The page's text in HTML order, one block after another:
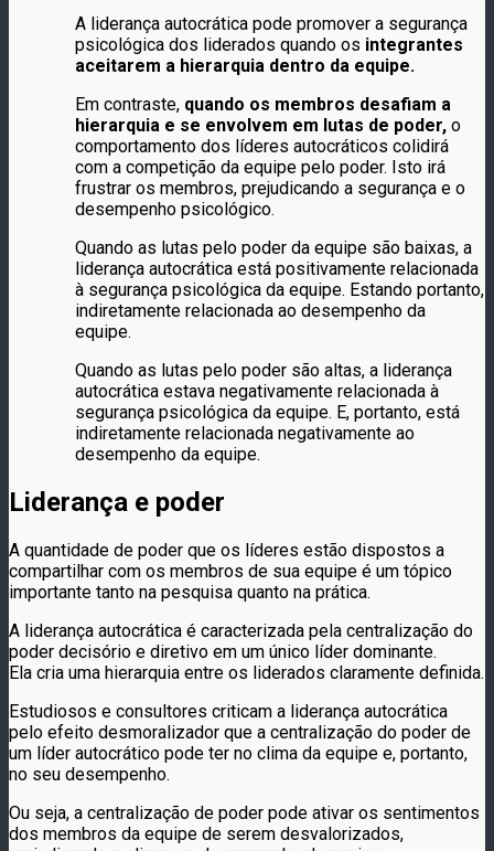
A liderança autocrática pode promover a segurança
psicológica dos liderados quando os integrantes
aceitarem a hierarquia dentro da equipe.
Em contraste, quando os membros desafiam a
hierarquia e se envolvem em lutas de poder, o
comportamento dos líderes autocráticos colidirá
com a competição da equipe pelo poder. Isto irá
frustrar os membros, prejudicando a segurança e o
desempenho psicológico.
Quando as lutas pelo poder da equipe são baixas, a
liderança autocrática está positivamente relacionada
à segurança psicológica da equipe. Estando portanto,
indiretamente relacionada ao desempenho da
equipe.
Quando as lutas pelo poder são altas, a liderança
autocrática estava negativamente relacionada à
segurança psicológica da equipe. E, portanto, está
indiretamente relacionada negativamente ao
desempenho da equipe.
Liderança e poder
A quantidade de poder que os líderes estão dispostos a
compartilhar com os membros de sua equipe é um tópico
importante tanto na pesquisa quanto na prática.
A liderança autocrática é caracterizada pela centralização do
poder decisório e diretivo em um único líder dominante.
Ela cria uma hierarquia entre os liderados claramente definida.
Estudiosos e consultores criticam a liderança autocrática
pelo efeito desmoralizador que a centralização do poder de
um líder autocrático pode ter no clima da equipe e, portanto,
no seu desempenho.
Ou seja, a centralização de poder pode ativar os sentimentos
dos membros da equipe de serem desvalorizados,